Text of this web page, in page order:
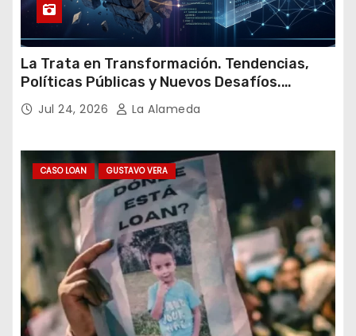
La Trata en Transformación. Tendencias,
Políticas Públicas y Nuevos Desafíos.
Argentina y el Mundo – Julio 2026
Jul 24, 2026 La Alameda
CASO LOAN GUSTAVO VERA